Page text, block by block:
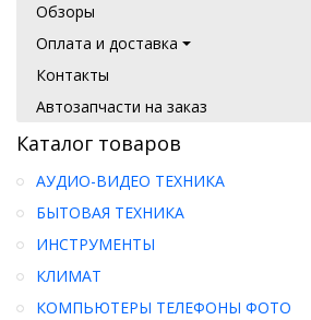
Обзоры
Оплата и доставка
Контакты
Автозапчасти на заказ
Каталог товаров
АУДИО-ВИДЕО ТЕХНИКА
БЫТОВАЯ ТЕХНИКА
ИНСТРУМЕНТЫ
КЛИМАТ
КОМПЬЮТЕРЫ ТЕЛЕФОНЫ ФОТО